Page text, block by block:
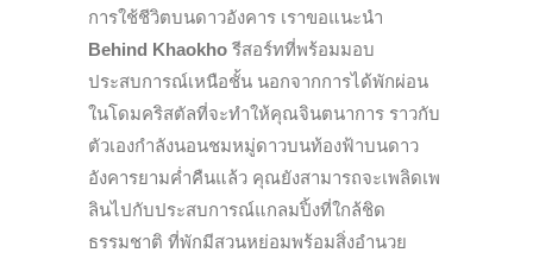
การใช้ชีวิตบนดาวอังคาร เราขอแนะนำ
Behind Khaokho รีสอร์ทที่พร้อมมอบ
ประสบการณ์เหนือชั้น นอกจากการได้พักผ่อน
ในโดมคริสตัลที่จะทำให้คุณจินตนาการ ราวกับ
ตัวเองกำลังนอนชมหมู่ดาวบนท้องฟ้าบนดาว
อังคารยามค่ำคืนแล้ว คุณยังสามารถจะเพลิดเพ
ลินไปกับประสบการณ์แกลมปิ้งที่ใกล้ชิด
ธรรมชาติ ที่พักมีสวนหย่อมพร้อมสิ่งอำนวย